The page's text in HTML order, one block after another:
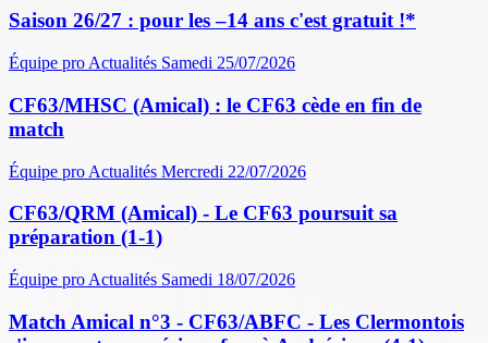
Saison 26/27 : pour les –14 ans c'est gratuit !*
Équipe pro Actualités Samedi 25/07/2026
CF63/MHSC (Amical) : le CF63 cède en fin de
match
Équipe pro Actualités Mercredi 22/07/2026
CF63/QRM (Amical) - Le CF63 poursuit sa
préparation (1-1)
Équipe pro Actualités Samedi 18/07/2026
Match Amical n°3 - CF63/ABFC - Les Clermontois